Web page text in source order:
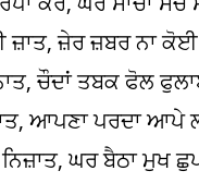
ਜ਼ਾਤ, ਜ਼ੇਰ ਜ਼ਬਰ ਨਾ
ਚੌਦਾਂ ਤਬਕ ਫੋਲ
ਆਪਣਾ ਪਰਦਾ ਆਪੇ
ਘਰ ਬੈਠਾ ਮੁਖ